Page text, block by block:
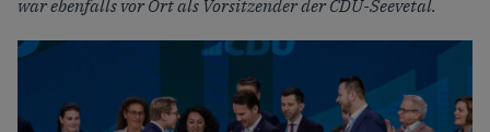
war ebenfalls vor Ort als Vorsitzender der CDU-Seevetal.